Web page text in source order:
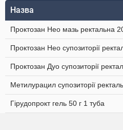
Назва
Проктозан Нео мазь ректальна
Проктозан Нео супозиторії
Проктозан Дуо супозиторії
Метилурацил супозиторії
Гірудопрокт гель 50 г 1 туба